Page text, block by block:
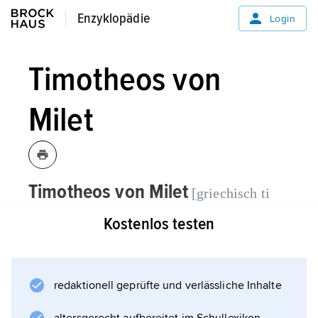
Enzyklopädie
Enzyklopädie Login
Timotheos von
Milet
Timotheos von Milet [griechisch ti
griechischer Dichter, * um 450
Perser«, über die Seeschlacht von Salamis),
bei deren dramatischer Gestaltung in die
Kostenlos testen
redaktionell geprüfte und verlässliche Inhalte